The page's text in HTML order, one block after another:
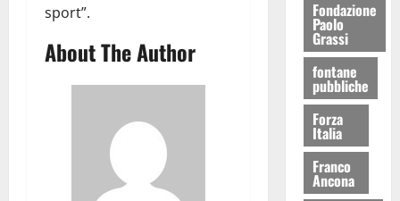
sport”.
About The Author
Fondazione
Paolo
Grassi
fontane
pubbliche
Forza
Italia
Franco
Ancona